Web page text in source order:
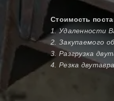
Стоимость
1. Удаленности
2. Закупаемого
3. Разгрузка
4. Резка